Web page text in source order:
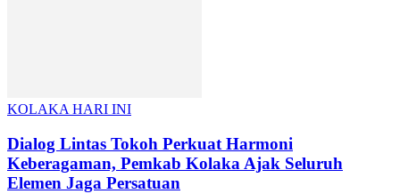
KOLAKA HARI INI
Dialog Lintas Tokoh Perkuat Harmoni
Keberagaman, Pemkab Kolaka Ajak Seluruh
Elemen Jaga Persatuan